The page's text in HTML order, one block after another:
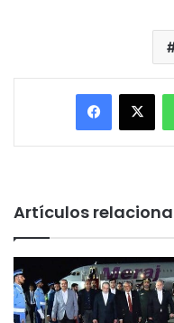
Facebook
X
Artículos